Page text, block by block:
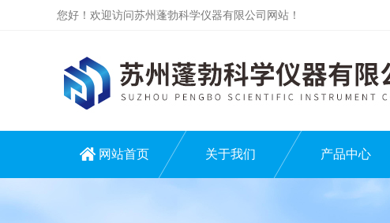
您好！欢迎访问苏州蓬勃科学仪器有限公司网站！
网站首页 关于我们 产品中心